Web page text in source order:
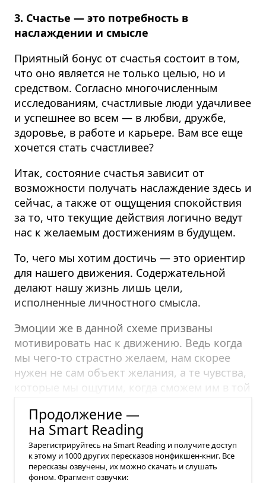
3. Счастье — это потребность в
наслаждении и смысле
Приятный бонус от счастья состоит в том,
что оно является не только целью, но и
средством. Согласно многочисленным
исследованиям, счастливые люди удачливее
и успешнее во всем — в любви, дружбе,
здоровье, в работе и карьере. Вам все еще
хочется стать счастливее?
Итак, состояние счастья зависит от
возможности получать наслаждение здесь и
сейчас, а также от ощущения спокойствия
за то, что текущие действия логично ведут
нас к желаемым достижениям в будущем.
То, чего мы хотим достичь — это ориентир
для нашего движения. Содержательной
делают нашу жизнь лишь цели,
исполненные личностного смысла.
Эмоции же в данной схеме призваны
мотивировать нас к движению. Ведь когда
мы чего-то страстно желаем, нам скорее
нужен не сам объект желания, а те чувства,
которые мы ощутим, когда сможем им в той
Продолжение —
на Smart Reading
Зарегистрируйтесь на Smart Reading и получите доступ
к этому и 1000 других пересказов нонфикшен-книг. Все
пересказы озвучены, их можно скачать и слушать
фоном. Фрагмент озвучки: